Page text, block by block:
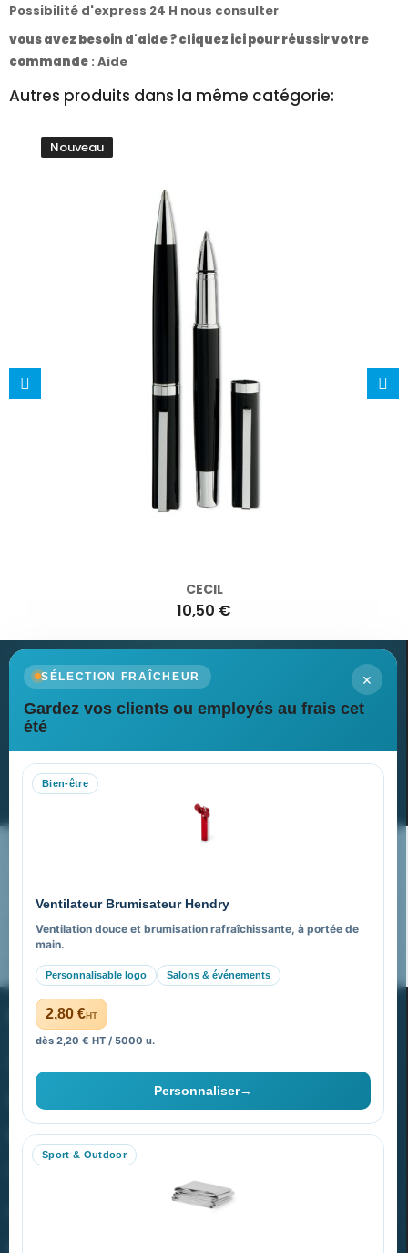
Possibilité d'express 24 H nous consulter
vous avez besoin d'aide ? cliquez ici pour réussir votre
commande : Aide
Autres produits dans la même catégorie:
Nouveau
CECIL
10,50 €
×
SÉLECTION FRAÎCHEUR
Gardez vos clients ou employés au frais cet
été
Bien-être
Ventilateur Brumisateur Hendry
Ventilation douce et brumisation rafraîchissante, à portée de
main.
Personnalisable logo Salons & événements
2,80 €HT
dès 2,20 € HT / 5000 u.
Personnaliser→
Sport & Outdoor
Newsletter
Recevez nos dernières nouvelles et nos offres spéciales
Nos expertises & accompagnement global
FAQ sur Promenoch Goodies Pub France
Pourquoi ça a marché à 100% pour moi ?
PROMENOCH GOODIES
40 rue Madeleine Michelis
92 200 Neuilly
equipe@promenoch-goodies.com